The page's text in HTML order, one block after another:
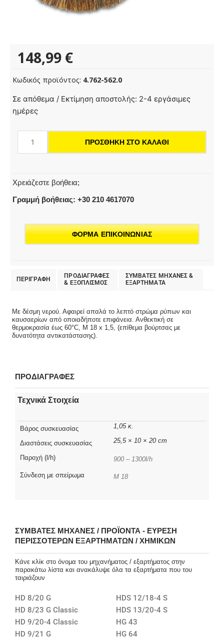
148,99 €
Κωδικός προϊόντος: 4.762-562.0
Σε απόθεμα / Εκτίμηση αποστολής: 2-4 εργάσιμες
ημέρες
Περιστροφική
βούρτσα
ποσότητα
ΠΡΟΣΘΉΚΗ ΣΤΟ ΚΑΛΆΘΙ
Χρειάζεστε βοήθεια;
Γραμμή βοήθειας: +30 210 4617070
ΦΟΡΜΑ ΕΠΙΚΟΙΝΩΝΙΑΣ
ΠΕΡΙΓΡΑΦΗ
ΠΡΟΔΙΑΓΡΑΦΕΣ
& EΞΟΠΛΙΣΜΟΣ
ΣΥΜΒΑΤΕΣ ΜΗΧΑΝΕΣ &
ΕΞΑΡΤΗΜΑΤΑ
Με δέσμη νερού. Αφαιρεί απαλά το λεπτό στρώμα ρύπων και
καυσαερίων από οποιαδήποτε επιφάνεια. Ανθεκτική σε
θερμοκρασία έως 60°C, M 18 x 1,5, (επίθεμα βούρτσας με
δυνατότητα αντικατάστασης).
ΠΡΟΔΙΑΓΡΑΦΕΣ
Τεχνικά Στοιχεία
Βάρος συσκευασίας 1,05 κ.
Διαστάσεις συσκευασίας 25,5 × 10 × 20 cm
Παροχή (l/h) 900 – 1300l/h
Σύνδεση με σπείρωμα M 18
ΣΥΜΒΑΤΈΣ ΜΗΧΑΝΈΣ / ΠΡΟΪΌΝΤΑ - ΕΎΡΕΣΗ
ΠΕΡΙΣΣΌΤΕΡΩΝ ΕΞΑΡΤΗΜΆΤΩΝ / ΧΗΜΙΚΏΝ
Κάνε κλίκ στο όνομα του μηχανήματος / εξαρτήματος στην
παρακάτω λίστα και ανακάλυψε όλα τα εξαρτήματα που του
ταιριάζουν
HD 8/20 G
HD 8/23 G Classic
HD 9/20-4 Classic
HD 9/21 G
HDS 12/18-4 S
HDS 13/20-4 S
HG 43
HG 64